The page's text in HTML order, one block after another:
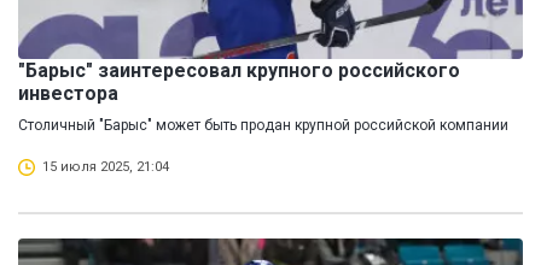
"Барыс" заинтересовал крупного российского
инвестора
Столичный "Барыс" может быть продан крупной российской компании
15 июля 2025, 21:04